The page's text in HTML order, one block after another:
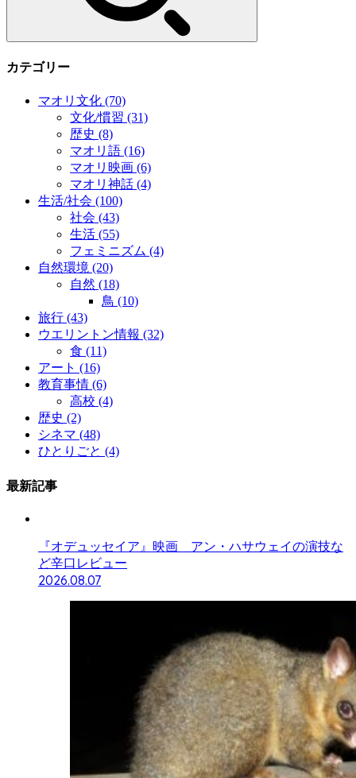
カテゴリー
マオリ文化 (70)
文化/慣習 (31)
歴史 (8)
マオリ語 (16)
マオリ映画 (6)
マオリ神話 (4)
生活/社会 (100)
社会 (43)
生活 (55)
フェミニズム (4)
自然環境 (20)
自然 (18)
鳥 (10)
旅行 (43)
ウエリントン情報 (32)
食 (11)
アート (16)
教育事情 (6)
高校 (4)
歴史 (2)
シネマ (48)
ひとりごと (4)
最新記事
『オデュッセイア』映画 アン・ハサウェイの演技な
ど辛口レビュー
2026.08.07